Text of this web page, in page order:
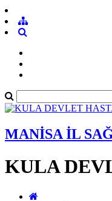
MANİSA İL
KULA